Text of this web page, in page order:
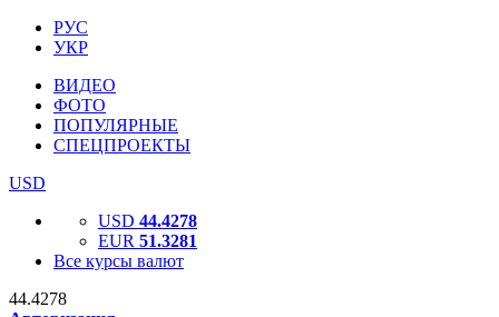
РУС
УКР
ВИДЕО
ФОТО
ПОПУЛЯРНЫЕ
СПЕЦПРОЕКТЫ
USD
USD 44.4278
EUR 51.3281
Все курсы валют
44.4278